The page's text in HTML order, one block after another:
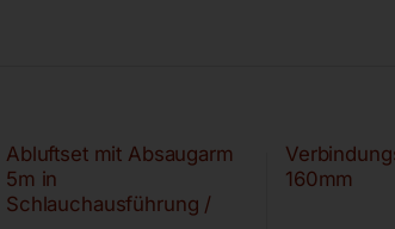
Abluftset mit Absaugarm
5m in
Schlauchausführung /
160mm